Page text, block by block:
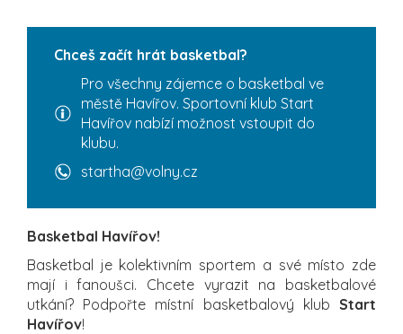
Chceš začít hrát basketbal?
Pro všechny zájemce o basketbal ve
městě Havířov. Sportovní klub Start
Havířov nabízí možnost vstoupit do
klubu.
startha@volny.cz
Basketbal Havířov!
Basketbal je kolektivním sportem a své místo zde
mají i fanoušci. Chcete vyrazit na basketbalové
utkání? Podpořte místní basketbalový klub Start
Havířov!